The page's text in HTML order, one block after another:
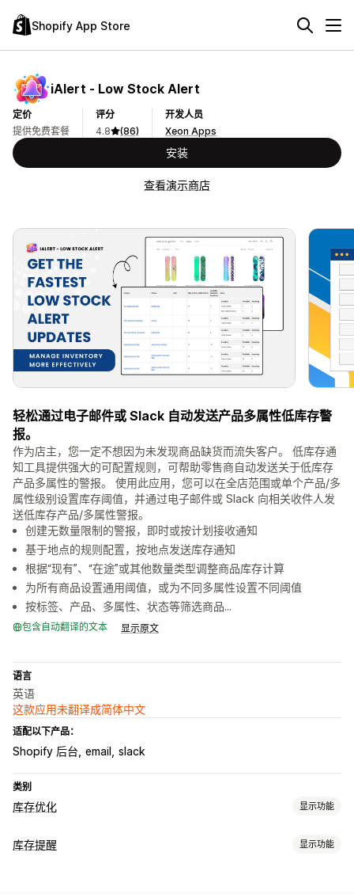
Shopify App Store
iAlert ‑ Low Stock Alert
定价
提供免费套餐
评分
4.8
(86)
开发人员
Xeon Apps
安装
查看演示商店
轻松通过电子邮件或 Slack 自动发送产品多属性低库存警
报。
作为店主，您一定不想因为未发现商品缺货而流失客户。 低库存通
知工具提供强大的可配置规则，可帮助零售商自动发送关于低库存
产品多属性的警报。 使用此应用，您可以在全店范围或单个产品/多
属性级别设置库存阈值，并通过电子邮件或 Slack 向相关收件人发
送低库存产品/多属性警报。
创建无数量限制的警报，即时或按计划接收通知
基于地点的规则配置，按地点发送库存通知
根据“现有”、“在途”或其他数量类型调整商品库存计算
为所有商品设置通用阈值，或为不同多属性设置不同阈值
按标签、产品、多属性、状态等筛选商品...
包含自动翻译的文本 显示原文
语言
英语
这款应用未翻译成简体中文
适配以下产品：
Shopify 后台 email slack
类别
库存优化 显示功能
库存管理
库存提醒 显示功能